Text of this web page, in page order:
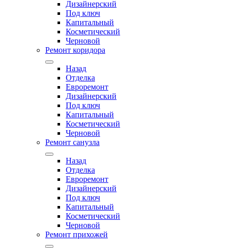
Дизайнерский
Под ключ
Капитальный
Косметический
Черновой
Ремонт коридора
Назад
Отделка
Евроремонт
Дизайнерский
Под ключ
Капитальный
Косметический
Черновой
Ремонт санузла
Назад
Отделка
Евроремонт
Дизайнерский
Под ключ
Капитальный
Косметический
Черновой
Ремонт прихожей